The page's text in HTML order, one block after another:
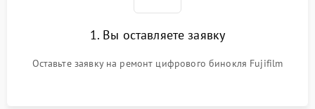
1. Вы оставляете заявку
Оставьте заявку на ремонт цифрового бинокля Fujifilm